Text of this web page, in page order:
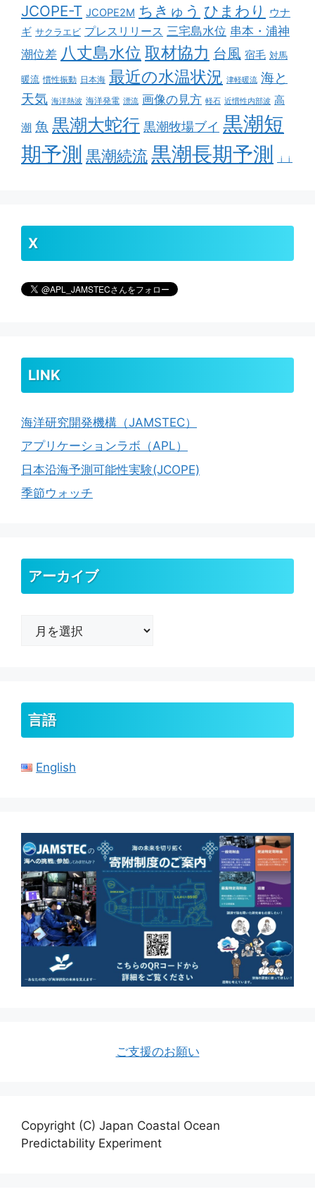
JCOPE-T JCOPE2M ちきゅう ひまわり
ウナ
ギ サクラエビ プレスリリース 三宅島水位 串本・浦神
潮位差 八丈島水位 取材協力 台風 宿毛 対馬
暖流 慣性振動 日本海 最近の水温状況 津軽暖流 海と
天気 海洋熱波 海洋発電 漂流 画像の見方 軽石 近慣性内部波 高
潮 魚 黒潮大蛇行 黒潮牧場ブイ 黒潮短
期予測 黒潮続流黒潮長期予測 ｊｊ
X
LINK
海洋研究開発機構（JAMSTEC）
アプリケーションラボ（APL）
日本沿海予測可能性実験(JCOPE)
季節ウォッチ
アーカイブ
言語
English
ご支援のお願い
Copyright (C) Japan Coastal Ocean
Predictability Experiment